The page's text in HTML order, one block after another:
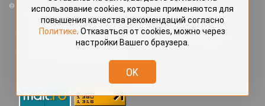
Все права защищены. Любые материалы, размещённые на портале
«Красраб.ру» сотрудниками редакции, нештатными авторами
и читателями, являются объектами авторского права. Полное или
частичное использование материалов, размещённых на портале
«Красраб.ру», допускается только с письменного согласия редакции
redaktor@krasrab.krsn.ru.
использование cookies, которые применяются для
повышения качества рекомендаций согласно
Политике . Отказаться от cookies, можно через
настройки Вашего браузера.
OK